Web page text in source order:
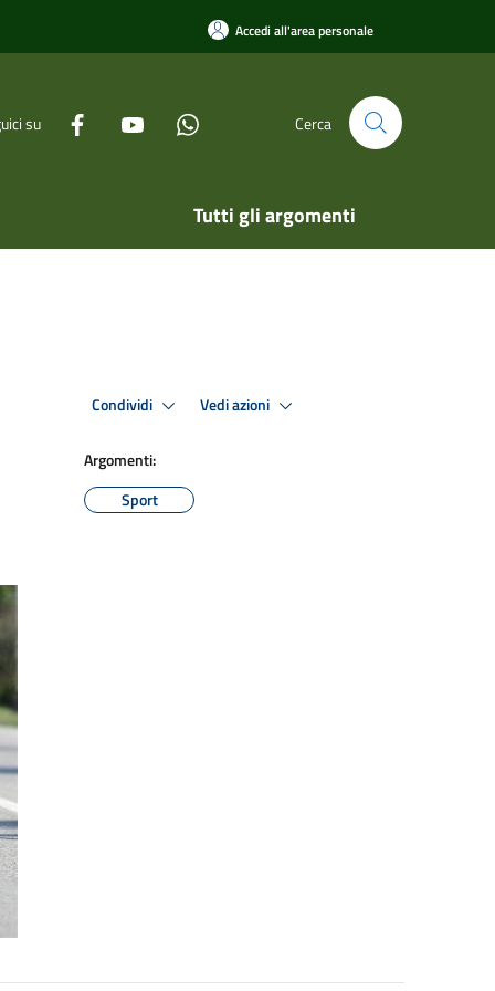
Accedi all'area personale
su Cerca
Tutti gli argomenti
Condividi Vedi azioni
Argomenti:
Sport